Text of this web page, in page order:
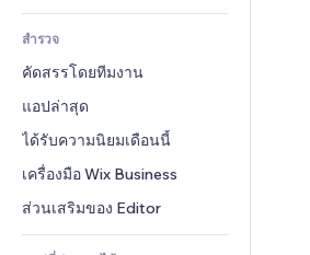
ทำอันดับเว็บไซต์
อีเมล
บัญชี
คูปอง & ความภักดีในแบรนด์
โซลูชันคลังสินค้า
การดรอปชิป
(Crowdfunding)
อาหาร & เครื่องดื่ม
อสังหาริมทรัพย์
การจอง
พอดแคสต์
การถ่ายภาพ
วิดีโอ
PDF
การแชร์ไฟล์
ข่าว
ส่วนบุคคล & ความปลอดภัย
นาฬิกา
เทมเพลตเพจ
เอฟเฟกต์รูปภาพ
ปุ่ม & เมนู
แบนเนอร์ & สัญลักษณ์
เครื่องคำนวน
ค้นหา
แบบฟอร์ม
แบบสำรวจ
แชต
หมายเหตุ
โทรศัพท์
ชุมชน
รีวิว & การรับรอง
สำรวจ
คัดสรรโดยทีมงาน
แอปล่าสุด
ได้รับความนิยมเดือนนี้
เครื่องมือ Wix Business
ส่วนเสริมของ Editor